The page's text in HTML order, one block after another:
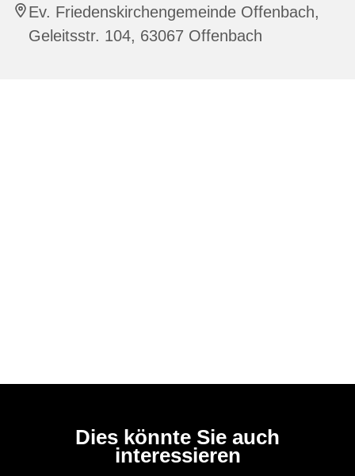
Ev. Friedenskirchengemeinde Offenbach,
Geleitsstr. 104, 63067 Offenbach
Dies könnte Sie auch
interessieren